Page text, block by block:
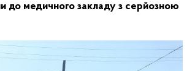
до медичного закладу з серйозною